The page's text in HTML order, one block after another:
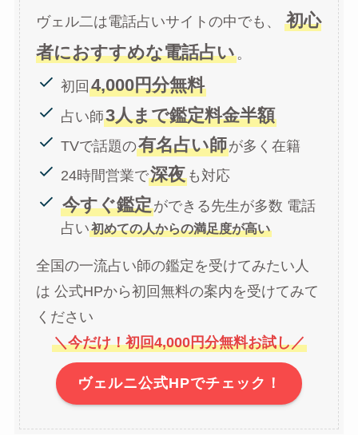
ヴェル二は電話占いサイトの中でも、 初心
者におすすめな電話占い。
初回4,000円分無料
占い師3人まで鑑定料金半額
TVで話題の有名占い師が多く在籍
24時間営業で深夜 も対応
今すぐ鑑定ができる先生が多数 電話
占い初めての人からの満足度が高い
全国の一流占い師の鑑定を受けてみたい人
は 公式HPから初回無料の案内を受けてみて
ください
＼今だけ！初回4,000円分無料お試し／
ヴェルニ公式HPでチェック！